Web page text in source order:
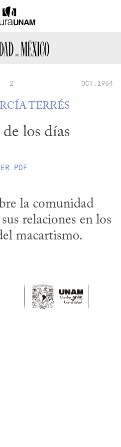
2 OCT.1964
TERRÉS
los días
PDF
la comunidad
relaciones en los
macartismo.